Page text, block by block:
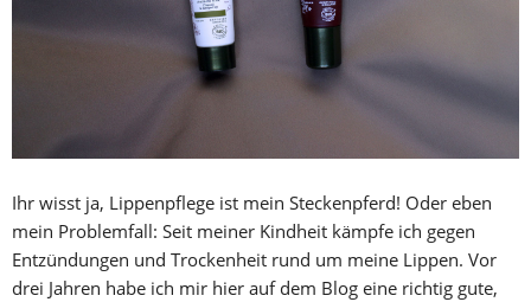
Ihr wisst ja, Lippenpflege ist mein Steckenpferd! Oder eben
mein Problemfall: Seit meiner Kindheit kämpfe ich gegen
Entzündungen und Trockenheit rund um meine Lippen. Vor
drei Jahren habe ich mir hier auf dem Blog eine richtig gute,